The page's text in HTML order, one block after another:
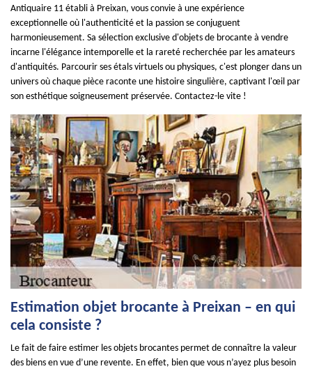
Antiquaire 11 établi à Preixan, vous convie à une expérience
exceptionnelle où l'authenticité et la passion se conjuguent
harmonieusement. Sa sélection exclusive d'objets de brocante à vendre
incarne l'élégance intemporelle et la rareté recherchée par les amateurs
d'antiquités. Parcourir ses étals virtuels ou physiques, c'est plonger dans un
univers où chaque pièce raconte une histoire singulière, captivant l'œil par
son esthétique soigneusement préservée. Contactez-le vite !
Estimation objet brocante à Preixan – en qui
cela consiste ?
Le fait de faire estimer les objets brocantes permet de connaître la valeur
des biens en vue d’une revente. En effet, bien que vous n’ayez plus besoin